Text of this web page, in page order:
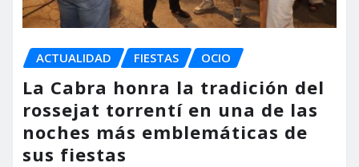
ACTUALIDAD FIESTAS OCIO
La Cabra honra la tradición del
rossejat torrentí en una de las
noches más emblemáticas de
sus fiestas